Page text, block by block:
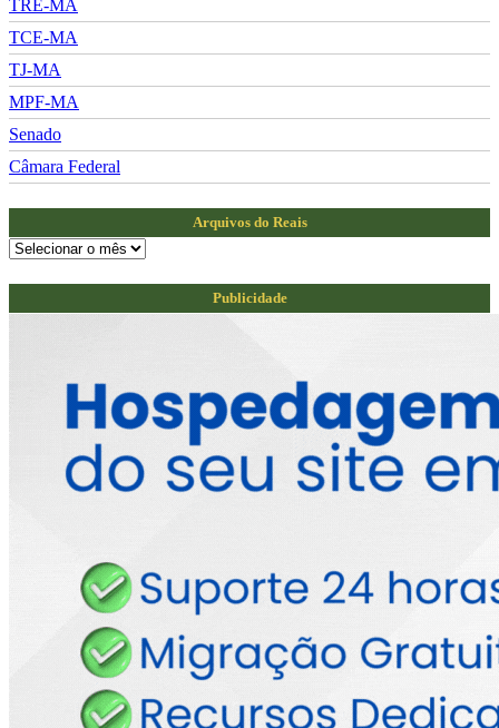
TRE-MA
TCE-MA
TJ-MA
MPF-MA
Senado
Câmara Federal
Arquivos do Reais
Arquivos
Reais
Publicidade